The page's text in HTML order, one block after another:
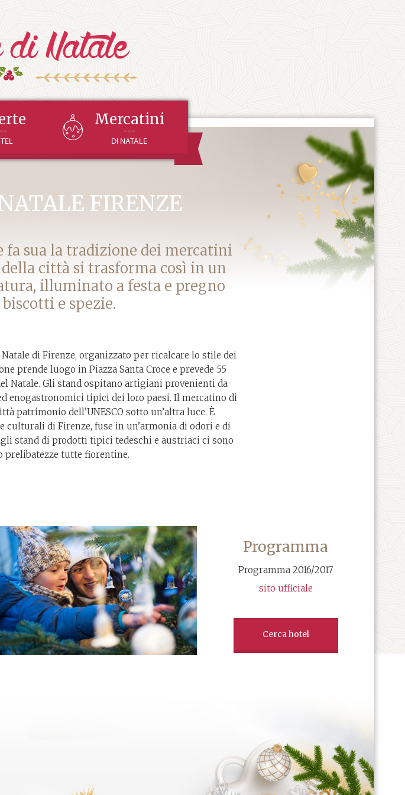
Mercatini
---
DI NATALE
FIRENZE
sua la tradizione dei mercatini
città si trasforma così in un
illuminato a festa e pregno
e spezie.
di Firenze, organizzato per ricalcare lo stile dei
prende luogo in Piazza Santa Croce e prevede 55
Natale. Gli stand ospitano artigiani provenienti da
enogastronomici tipici dei loro paesi. Il mercatino di
patrimonio dell’UNESCO sotto un’altra luce. È
culturali di Firenze, fuse in un’armonia di odori e di
stand di prodotti tipici tedeschi e austriaci ci sono
tutte fiorentine.
Programma
Programma 2016/2017
sito ufficiale
Cerca hotel